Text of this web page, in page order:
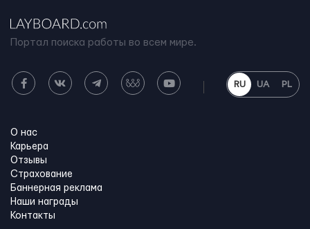
Портал поиска работы во всем мире.
RU UA PL
О нас
Карьера
Отзывы
Страхование
Баннерная реклама
Наши награды
Контакты